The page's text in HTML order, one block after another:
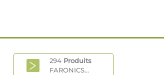
294 Produits
FARONICS...